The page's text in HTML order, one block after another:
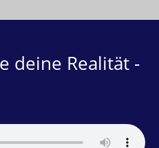
deine Realität -